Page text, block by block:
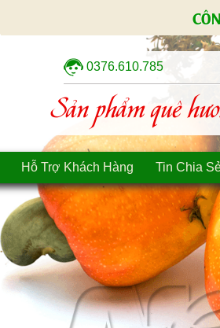
0376.610.785
Sản phẩm quê
Hỗ Trợ Khách Hàng Tin Chia